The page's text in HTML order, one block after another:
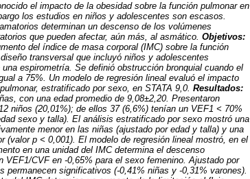
el impacto de la obesidad sobre la función pulmonar en
los estudios en niños y adolescentes son escasos.
determinan un descenso de los volúmenes
que pueden afectar, aún más, al asmático. Objetivos:
del índice de masa corporal (IMC) sobre la función
diseño transversal que incluyó niños y adolescentes
espirometría. Se definió obstrucción bronquial cuando el
a 75%. Un modelo de regresión lineal evaluó el impacto
estratificado por sexo, en STATA 9,0. Resultados:
con una edad promedio de 9,08±2,20. Presentaron
niños (20,01%); de ellos 37 (6,6%) tenían un VEF1 < 70%
sexo y talla). El análisis estratificado por sexo mostró una
menor en las niñas (ajustado por edad y talla) y una
(valor p < 0,001). El modelo de regresión lineal mostró, en el
en una unidad del IMC determina el descenso
VEF1/CVF en -0,65% para el sexo femenino. Ajustado por
permanecen significativos (-0,41% niñas y -0,31% varones).